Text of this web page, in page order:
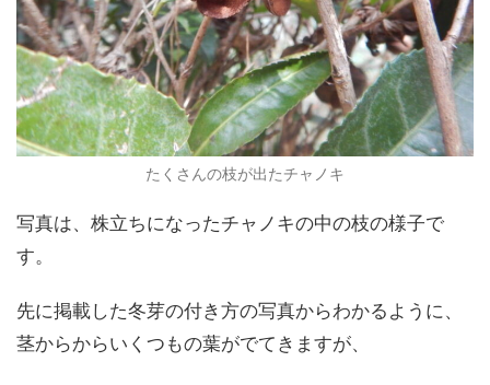
たくさんの枝が出たチャノキ
写真は、株立ちになったチャノキの中の枝の様子で
す。
先に掲載した冬芽の付き方の写真からわかるように、
茎からからいくつもの葉がでてきますが、